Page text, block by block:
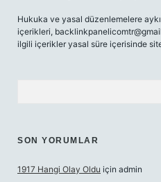
Hukuka ve yasal düzenlemelere
içerikleri,
ilgili içerikler yasal süre içerisinde
SON YORUMLAR
1917 Hangi Olay Oldu için admin